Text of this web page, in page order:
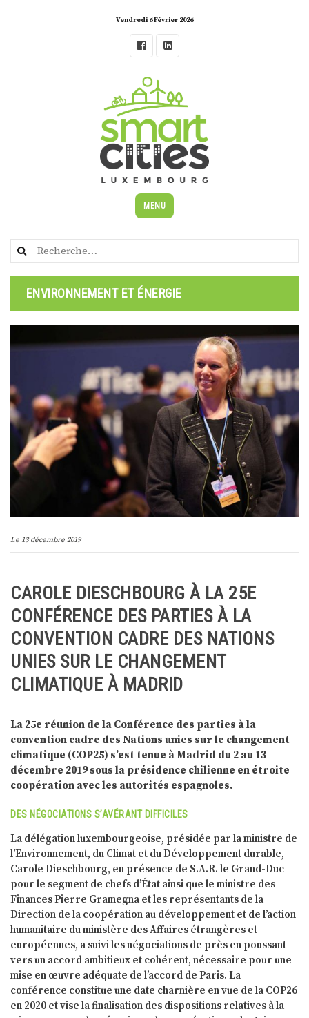
Vendredi 6 Février 2026
MENU
Rechercher :
ENVIRONNEMENT ET ÉNERGIE
Le 13 décembre 2019
CAROLE DIESCHBOURG À LA 25E
CONFÉRENCE DES PARTIES À LA
CONVENTION CADRE DES NATIONS
UNIES SUR LE CHANGEMENT
CLIMATIQUE À MADRID
La 25e réunion de la Conférence des parties à la
convention cadre des Nations unies sur le changement
climatique (COP25) s’est tenue à Madrid du 2 au 13
décembre 2019 sous la présidence chilienne en étroite
coopération avec les autorités espagnoles.
DES NÉGOCIATIONS S’AVÉRANT DIFFICILES
La délégation luxembourgeoise, présidée par la ministre de
l’Environnement, du Climat et du Développement durable,
Carole Dieschbourg, en présence de S.A.R. le Grand-Duc
pour le segment de chefs d’État ainsi que le ministre des
Finances Pierre Gramegna et les représentants de la
Direction de la coopération au développement et de l’action
humanitaire du ministère des Affaires étrangères et
européennes, a suivi les négociations de près en poussant
vers un accord ambitieux et cohérent, nécessaire pour une
mise en œuvre adéquate de l’accord de Paris. La
conférence constitue une date charnière en vue de la COP26
en 2020 et vise la finalisation des dispositions relatives à la